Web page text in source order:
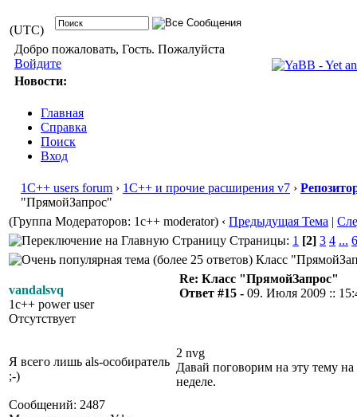
(UTC)
Добро пожаловать, Гость. Пожалуйста
Войдите
Новости:
Главная
Справка
Поиск
Вход
1С++ users forum › 1С++ и прочие расширения v7 ›
"ПрямойЗапрос"
(Группа Модераторов: 1c++ moderator) ‹ Предыдущая Тема |
Страницы: 1 [2] 3 4 ...
Класс
vandalsvq
1c++ power user
Отсутствует
Я всего лишь als-особиратель
;-)
Сообщений: 2487
Re: Класс "ПрямойЗапрос"
Ответ #15 - 09. Июля 2009 ::
2 nvg
Давай поговорим на эту тему
неделе.